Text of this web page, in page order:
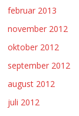
februar 2013
november 2012
oktober 2012
september 2012
august 2012
juli 2012